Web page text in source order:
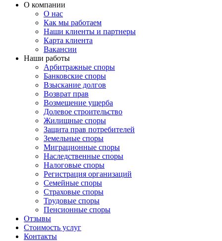
О компании
О нас
Как мы работаем
Наши клиенты и партнеры
Карта клиента
Вакансии
Наши работы
Арбитражные споры
Банковские споры
Взыскание долгов
Возврат прав
Возмещение ущерба
Долевое строительство
Жилищные споры
Защита прав потребителей
Земельные споры
Миграционные споры
Наследственные споры
Налоговые споры
Регистрация организаций
Семейные споры
Страховые споры
Трудовые споры
Пенсионные споры
Отзывы
Стоимость услуг
Контакты